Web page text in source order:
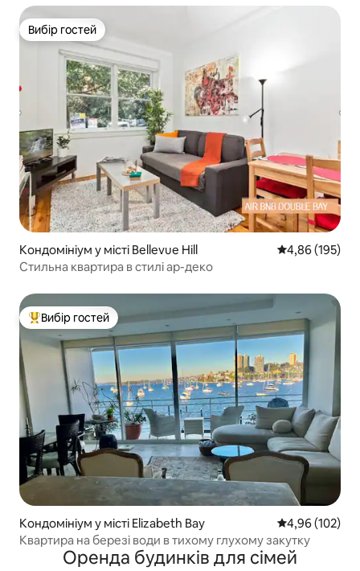
Вибір гостей
Вибір гостей
Кондомініум у місті Bellevue Hill Середня
4,86 (195)
Стильна квартира в стилі ар-деко
Топ вибір гостей
Вибір гостей
Кондомініум у місті Elizabeth Bay Середня
4,96 (102)
Квартира на березі води в тихому глухому закутку
Оренда будинків для сімей